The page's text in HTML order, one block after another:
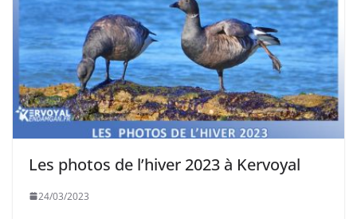
Les photos de l’hiver 2023 à Kervoyal
24/03/2023